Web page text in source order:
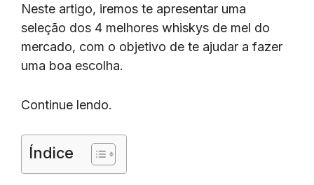
Neste artigo, iremos te apresentar uma
seleção dos 4 melhores whiskys de mel do
mercado, com o objetivo de te ajudar a fazer
uma boa escolha.
Continue lendo.
Índice